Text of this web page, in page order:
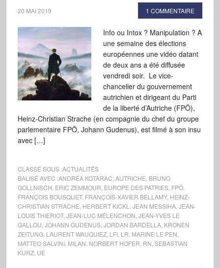
20 MAI 2019 1 COMMENTAIRE
Info ou Intox ? Manipulation ? A
une semaine des élections
européennes une vidéo datant
de deux ans a été diffusée
vendredi soir. Le vice-
chancelier du gouvernement
autrichien et dirigeant du Parti
de la liberté d’Autriche (FPÖ),
Heinz-Christian Strache (en compagnie du chef du groupe
parlementaire FPÖ, Johann Gudenus), est filmé à son insu
avec […]
CLASSÉ SOUS :ACTUALITÉS
BALISÉ AVEC :ANDRÉA KOTARAC AUTRICHE BRUNO
GOLLNISCH ERIC ZEMMOUR EUROPE DES PATRIES, FPÖ,
FRANÇOIS BOUSQUET, FRANÇOIS-XAVIER BELLAMY, HEINZ-
CHRISTIAN STRACHE HERBERT KICKL JEAN MESSIHA, JEAN-
LOUIS THIERIOT, JEAN-LUC MÉLENCHON JEAN-YVES LE
GALLOU JOHANN GUDENUS, JORDAN BARDELLA, KRONEN
ZEITUNG, LAURENT WAUQUIEZ, LFI, LR MARINE LE PEN
MATTEO SALVINI, MILAN NORBERT HOFER RN SEBASTIAN
KURZ, UE